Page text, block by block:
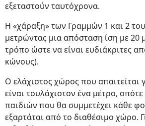
εξεταστούν ταυτόχρονα.
Η «χάραξη» των Γραμμών 1 και 2
μετρώντας μια απόσταση ίση με 20
τρόπο ώστε να είναι ευδιάκριτες
κώνους).
Ο ελάχιστος χώρος που απαιτείται
είναι τουλάχιστον ένα μέτρο,
παιδιών που θα συμμετέχει κάθε
εξαρτάται από το διαθέσιμο χώρο.